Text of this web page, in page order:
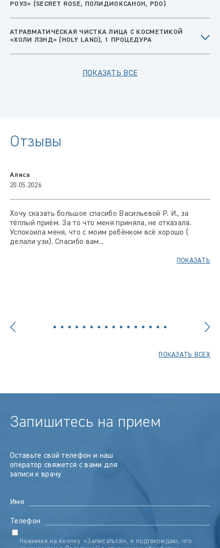
РОУЗ» (SECRET ROSE, ПОЛИДИОКСАНОН, PDO)
АТРАВМАТИЧЕСКАЯ ЧИСТКА ЛИЦА С КОСМЕТИКОЙ
«ХОЛИ ЛЭНД» (HOLY LAND), 1 ПРОЦЕДУРА
ПОКАЗАТЬ ВСЕ
Отзывы
Алиса
20.05.2026
Хочу сказать большое спасибо Васильевой Р. И., за
тёплый приём. За то что меня приняла, не отказала.
Успокоила меня, что с моим ребёнком всё хорошо (
делали узи). Спасибо вам...
ПОКАЗАТЬ
ПОКАЗАТЬ ВСЕХ
Запишитесь на прием
Оставьте свой телефон и наш
оператор свяжется с вами для
записи к врачу
Имя
Телефон
Нажимая на кнопку «Записаться», я подтверждаю, что